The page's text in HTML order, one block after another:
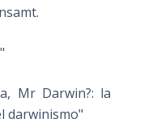
Mr Darwin?: la
darwinismo"